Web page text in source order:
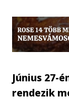
Június 27-
rendezik